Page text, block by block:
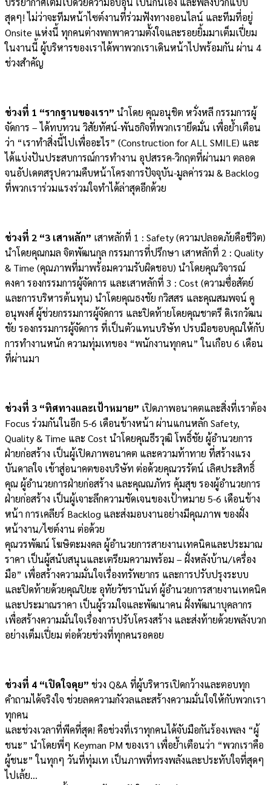
สุดๆ! ไม่ว่าจะทีมหน้าไซต์งานที่ร่วมฟังทางออนไลน์ และทีมที่อยู่
Onsite แห่งนี้ ทุกคนต่างพกพาความตั้งใจและรอยยิ้มมาเต็มเปี่ยม
ในงานนี้ ผู้บริหารของเราได้พาพวกเราเดินหน้าไปพร้อมกัน ผ่าน 4
ช่วงสำคัญ
ช่วงที่ 1 “รากฐานของเรา” นำโดย คุณอนุชิต หวั่งหลี กรรมการผู้
จัดการ – ได้ทบทวน วิสัยทัศน์-พันธกิจที่พวกเรายึดมั่น เพื่อย้ำเตือน
ว่า “เราทำสิ่งนี้ไปเพื่ออะไร” (Construction for ALL SMILE) และ
ได้แบ่งปันประสบการณ์การทำงาน อุปสรรค-วิกฤตที่ผ่านมา ตลอด
จนอัปเดตสรุปความคืบหน้าโครงการปัจจุบัน-มูลค่ารวม & Backlog
ที่พวกเราร่วมแรงร่วมใจทำได้ล่าสุดอีกด้วย
ช่วงที่ 2 “3 เสาหลัก” เสาหลักที่ 1 : Safety (ความปลอดภัยคือชีวิต)
นำโดยคุณกมล จิตพัฒนกุล กรรมการที่ปรึกษา เสาหลักที่ 2 : Quality
& Time (คุณภาพที่มาพร้อมความรับผิดชอบ) นำโดยคุณวิจารณ์
คงคา รองกรรมการผู้จัดการ และเสาหลักที่ 3 : Cost (ความซื่อสัตย์
และการบริหารต้นทุน) นำโดยคุณธงชัย กวิสสร และคุณสมพจน์ คู
อนุพงศ์ ผู้ช่วยกรรมการผู้จัดการ และปิดท้ายโดยคุณชาตรี ดิเรกวัฒน
ชัย รองกรรมการผู้จัดการ ที่เป็นตัวแทนบริษัท ปรบมือขอบคุณให้กับ
การทำงานหนัก ความทุ่มเทของ “พนักงานทุกคน” ในเกือบ 6 เดือน
ที่ผ่านมา
ช่วงที่ 3 “ทิศทางและเป้าหมาย” เปิดภาพอนาคตและสิ่งที่เราต้อง
Focus ร่วมกันในอีก 5-6 เดือนข้างหน้า ผ่านแกนหลัก Safety,
Quality & Time และ Cost นำโดยคุณธีรวุฒิ โพธิ์ชัย ผู้อำนวยการ
ฝ่ายก่อสร้าง เป็นผู้เปิดภาพอนาคต และความท้าทาย ที่สร้างแรง
บันดาลใจ เข้าสู่อนาคตของบริษัท ต่อด้วยคุณวรรัตน์ เลิศประสิทธิ์
คุณ ผู้อำนวยการฝ่ายก่อสร้าง และคุณณภัทร คุ้มสุข รองผู้อำนวยการ
ฝ่ายก่อสร้าง เป็นผู้เจาะลึกความชัดเจนของเป้าหมาย 5-6 เดือนข้าง
หน้า การเคลียร์ Backlog และส่งมอบงานอย่างมีคุณภาพ ของฝั่ง
หน้างาน/ไซต์งาน ต่อด้วย
คุณวรพัฒน์ โฆษิตะมงคล ผู้อำนวยการสายงานเทคนิคและประมาณ
ราคา เป็นผู้สนับสนุนและเตรียมความพร้อม – ฝั่งหลังบ้าน/เครื่อง
มือ” เพื่อสร้างความมั่นใจเรื่องทรัพยากร และการปรับปรุงระบบ
และปิดท้ายด้วยคุณปิยะ อุทัยวัชรานันท์ ผู้อำนวยการสายงานเทคนิค
และประมาณราคา เป็นผู้รวมใจและพัฒนาคน ฝั่งพัฒนาบุคลากร
เพื่อสร้างความมั่นใจเรื่องการปรับโครงสร้าง และส่งท้ายด้วยพลังบวก
อย่างเต็มเปี่ยม ต่อด้วยช่วงที่ทุกคนรอคอย
ช่วงที่ 4 “เปิดใจคุย” ช่วง Q&A ที่ผู้บริหารเปิดกว้างและตอบทุก
คำถามได้จริงใจ ช่วยลดความกังวลและสร้างความมั่นใจให้กับพวกเรา
ทุกคน
และช่วงเวลาที่พีคที่สุด! คือช่วงที่เราทุกคนได้จับมือกันร้องเพลง “ผู้
ชนะ” นำโดยพี่ๆ Keyman PM ของเรา เพื่อย้ำเตือนว่า “พวกเราคือ
ผู้ชนะ” ในทุกๆ วันที่ทุ่มเท เป็นภาพที่ทรงพลังและประทับใจที่สุดๆ
ไปเล้ย…